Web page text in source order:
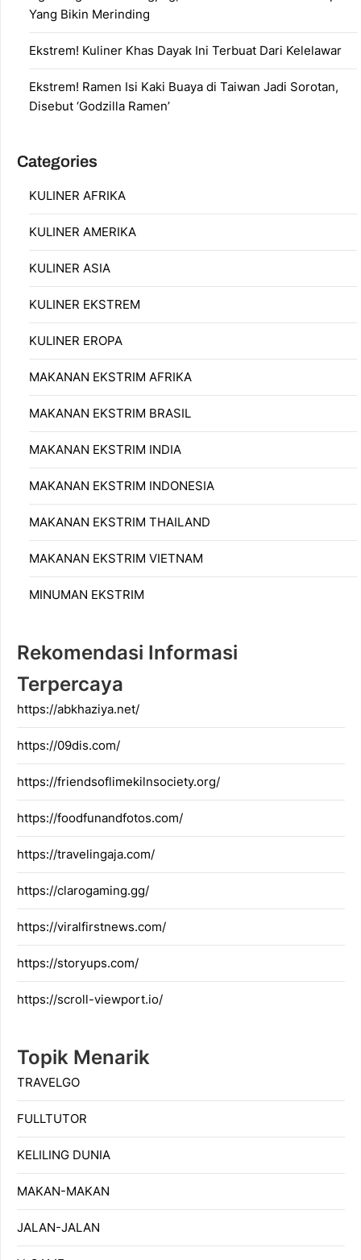
Yang Bikin Merinding
Ekstrem! Kuliner Khas Dayak Ini Terbuat Dari Kelelawar
Ekstrem! Ramen Isi Kaki Buaya di Taiwan Jadi Sorotan,
Disebut ‘Godzilla Ramen’
Categories
KULINER AFRIKA
KULINER AMERIKA
KULINER ASIA
KULINER EKSTREM
KULINER EROPA
MAKANAN EKSTRIM AFRIKA
MAKANAN EKSTRIM BRASIL
MAKANAN EKSTRIM INDIA
MAKANAN EKSTRIM INDONESIA
MAKANAN EKSTRIM THAILAND
MAKANAN EKSTRIM VIETNAM
MINUMAN EKSTRIM
Rekomendasi Informasi
Terpercaya
https://abkhaziya.net/
https://09dis.com/
https://friendsoflimekilnsociety.org/
https://foodfunandfotos.com/
https://travelingaja.com/
https://clarogaming.gg/
https://viralfirstnews.com/
https://storyups.com/
https://scroll-viewport.io/
Topik Menarik
TRAVELGO
FULLTUTOR
KELILING DUNIA
MAKAN-MAKAN
JALAN-JALAN